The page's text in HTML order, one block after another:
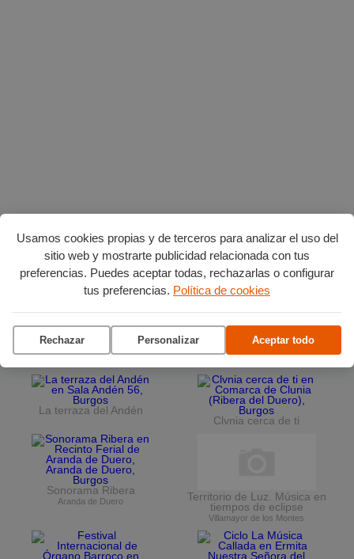
Usamos cookies propias y de terceros para analizar el uso del
sitio web y mostrarte publicidad relacionada con tus
preferencias. Puedes aceptar todas, rechazarlas o configurar
tus preferencias. Política de cookies
Rechazar Personalizar Aceptar todo
Planes en agostopor Burgos
Vuelta Ciclista a Burgos
Ciclo de conciertos en el
La terraza del Andén
Clvnia cerca de ti
Sonorama Ribera
Aranda de Duero
Territorio de Luz. Música en
tiempos de eclipse
Villamayor de los Montes